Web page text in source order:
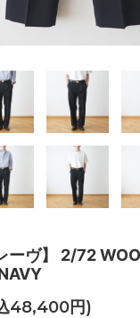
ーヴ】 2/72
48,400円)